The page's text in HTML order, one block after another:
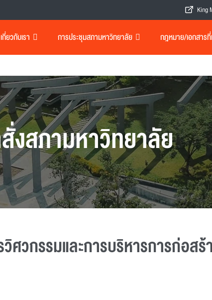
King
เกี่ยวกับเรา การประชุมสภามหาวิทยาลัย กฎหมาย/เอกสารที่
งสภามหาวิทยาลัย
ศวกรรมและการบริหารการก่อสร้